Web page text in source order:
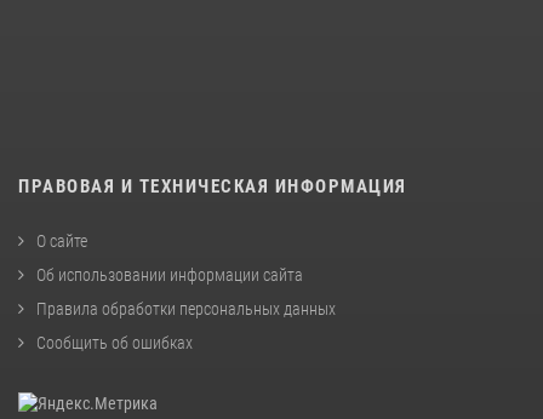
ПРАВОВАЯ И ТЕХНИЧЕСКАЯ ИНФОРМАЦИЯ
О сайте
Об использовании информации сайта
Правила обработки персональных данных
Сообщить об ошибках